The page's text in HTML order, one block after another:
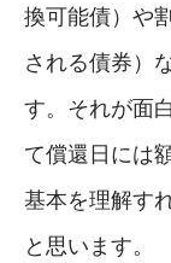
換可能債）や
される債券）
す。それが面
て償還日には
基本を理解す
と思います。